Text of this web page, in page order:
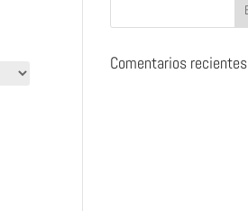
Comentarios recientes